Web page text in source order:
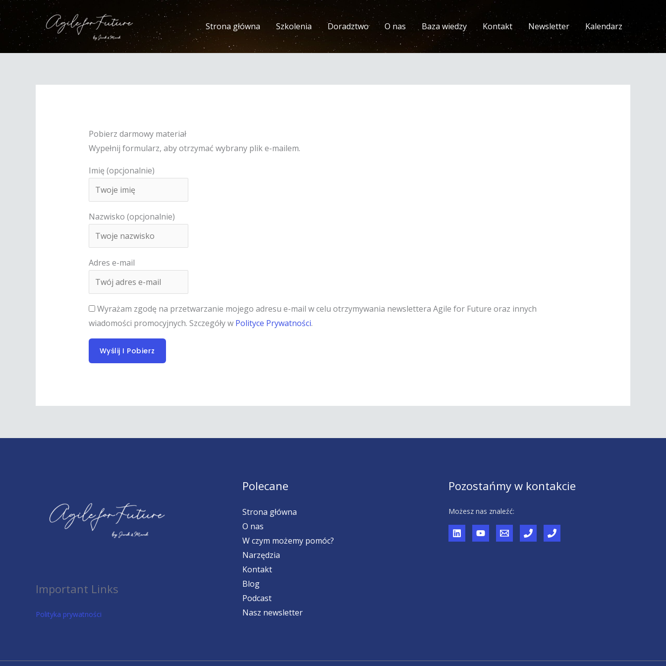
Przejdź
do
treści
Strona główna Szkolenia Doradztwo O nas Baza wiedzy Kontakt Newsletter Kalendarz
Pobierz darmowy materiał
Wypełnij formularz, aby otrzymać wybrany plik e-mailem.
Imię (opcjonalnie)
Nazwisko (opcjonalnie)
Adres e-mail
Wyrażam zgodę na przetwarzanie mojego adresu e-mail w celu otrzymywania newslettera Agile for Future oraz innych
wiadomości promocyjnych. Szczegóły w Polityce Prywatności.
Wyślij I Pobierz
Important Links
Polityka prywatności
Polecane
Strona główna
O nas
W czym możemy pomóc?
Narzędzia
Kontakt
Blog
Podcast
Nasz newsletter
Pozostańmy w kontakcie
Możesz nas znaleźć: